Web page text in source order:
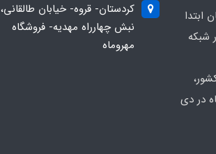
ابتدا
شبکه
در دی
کردستان- قروه- خیابان طالقانی،
نبش چهارراه مهدیه- فروشگاه
مهروماه